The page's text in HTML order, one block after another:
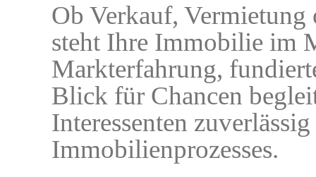
Ob Verkauf,
steht Ihre Immobilie im
Markterfahrung,
Blick für Chancen
Interessenten
Immobilienprozesses.